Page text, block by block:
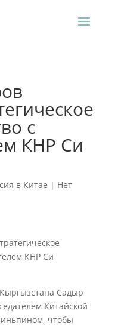
с
КНР Си
в Китае | Нет
КНР Си
Садыр
Китайской
чтобы